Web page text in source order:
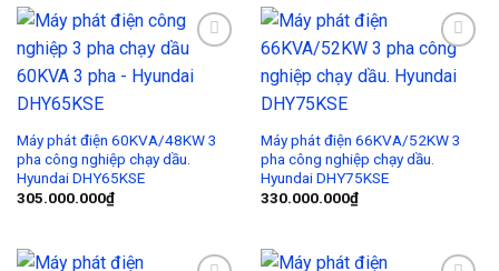
Wishlist
Máy phát điện 60KVA/48KW 3
pha công nghiệp chạy dầu.
Hyundai DHY65KSE
305.000.000₫
Add to
Wishlist
Máy phát điện 66KVA/52KW 3
pha công nghiệp chạy dầu.
Hyundai DHY75KSE
330.000.000₫